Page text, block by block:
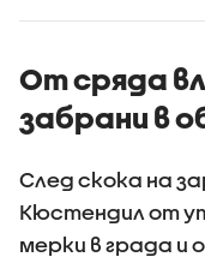
От сряда
забрани в
След скока на
Кюстендил от
мерки в града и